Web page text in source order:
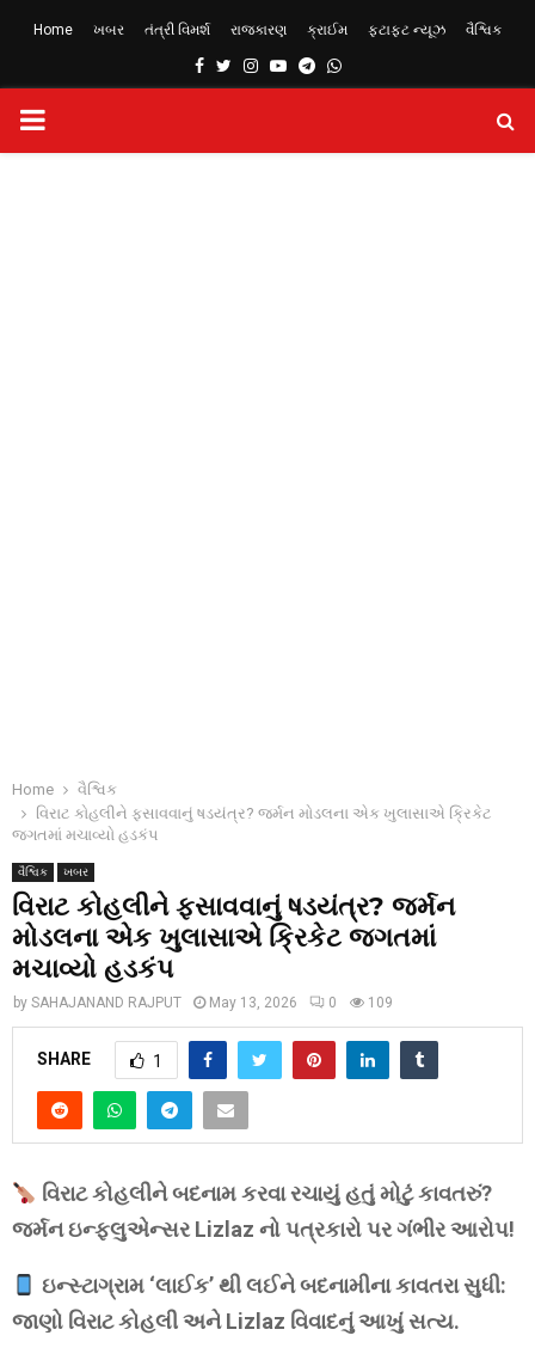
Home ખબર તંત્રી વિમર્શ રાજકારણ ક્રાઈમ ફટાફટ ન્યૂઝ વૈશ્વિક
Facebook
TwitterInstagram
YoutubeTelegram
Whatsapp
PRIMARY
Home
વૈશ્વિક
વિરાટ કોહલીને ફસાવવાનું ષડયંત્ર? જર્મન મોડલના એક ખુલાસાએ ક્રિકેટ
જગતમાં મચાવ્યો હડકંપ
વૈશ્વિક ખબર
વિરાટ કોહલીને ફસાવવાનું ષડયંત્ર? જર્મન
મોડલના એક ખુલાસાએ ક્રિકેટ જગતમાં
મચાવ્યો હડકંપ
by SAHAJANAND RAJPUT May 13, 2026 0 109
SHARE 1
વિરાટ કોહલીને બદનામ કરવા રચાયું હતું મોટું કાવતરું?
જર્મન ઇન્ફ્લુએન્સર Lizlaz નો પત્રકારો પર ગંભીર આરોપ!
ઇન્સ્ટાગ્રામ ‘લાઈક’ થી લઈને બદનામીના કાવતરા સુધી:
જાણો વિરાટ કોહલી અને Lizlaz વિવાદનું આખું સત્ય.